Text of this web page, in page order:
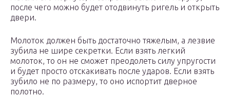
после чего можно будет отодвинуть ригель и открыть
двери.
Молоток должен быть достаточно тяжелым, а лезвие
зубила не шире секретки. Если взять легкий
молоток, то он не сможет преодолеть силу упругости
и будет просто отскакивать после ударов. Если взять
зубило не по размеру, то оно испортит дверное
полотно.